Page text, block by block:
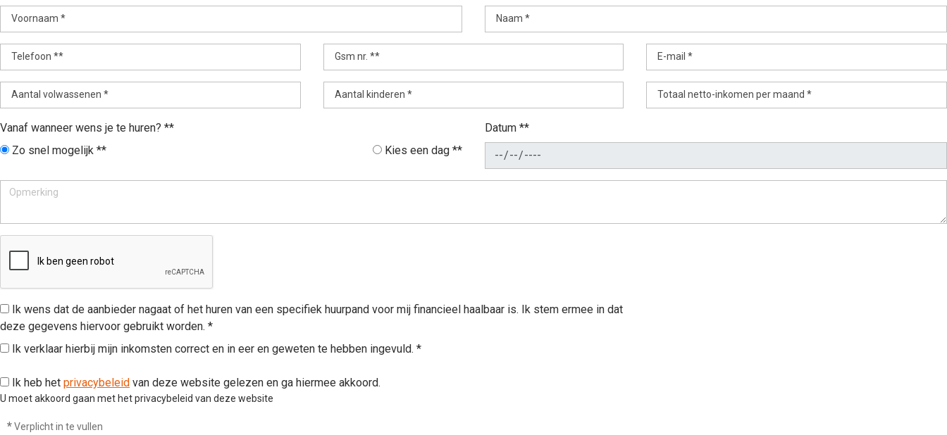
Voornaam * Naam *
Telefoon ** Gsm nr. ** E-mail *
Aantal volwassenen * Aantal kinderen * Totaal netto-inkomen per maand *
Vanaf wanneer wens je te huren? **
Zo snel mogelijk **
Kies een dag **
Datum **
Ik wens dat de aanbieder nagaat of het huren van een specifiek huurpand voor mij financieel haalbaar is. Ik stem ermee in dat
deze gegevens hiervoor gebruikt worden. *
Ik verklaar hierbij mijn inkomsten correct en in eer en geweten te hebben ingevuld. *
Ik heb het privacybeleid van deze website gelezen en ga hiermee akkoord.
U moet akkoord gaan met het privacybeleid van deze website
*Verplicht in te vullen